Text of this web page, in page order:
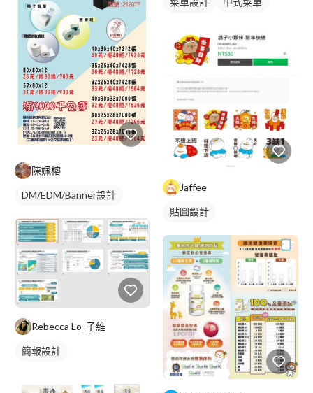
陳姵榕
DM/EDM/Banner設計
Rebecca Lo_子維
簡報設計
Jaffee
貼圖設計